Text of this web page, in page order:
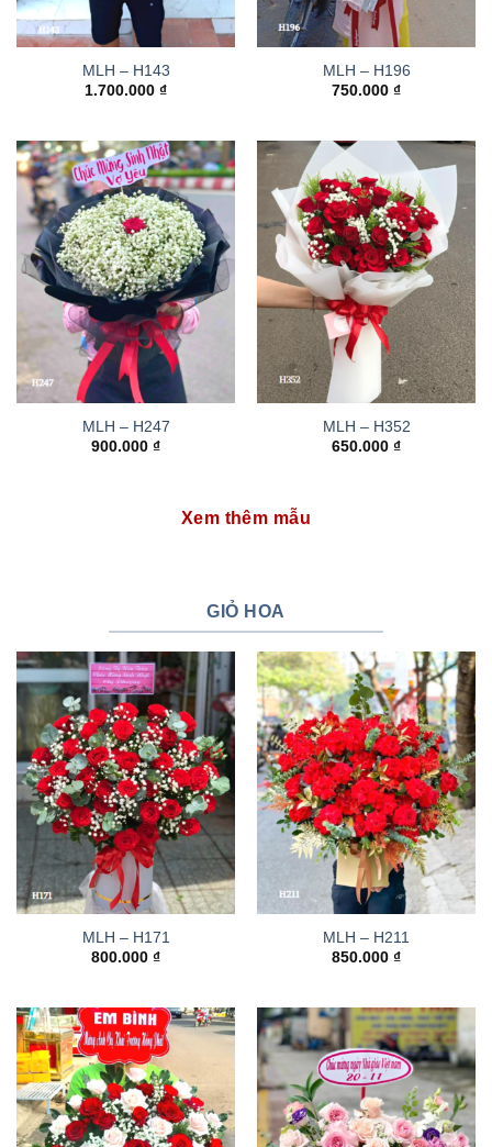
MLH – H143
1.700.000 ₫
MLH – H196
750.000 ₫
MLH – H247
900.000 ₫
MLH – H352
650.000 ₫
Xem thêm mẫu
GIỎ HOA
MLH – H171
800.000 ₫
MLH – H211
850.000 ₫